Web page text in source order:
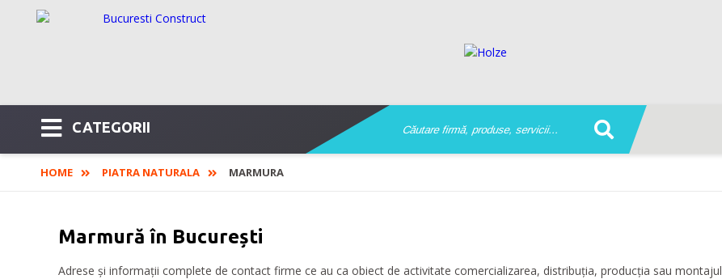
CATEGORII
HOME PIATRA NATURALA MARMURA
Marmură în București
Adrese și informații complete de contact firme ce au ca obiect de activitate comercializarea, distribuția, producția sau montajul